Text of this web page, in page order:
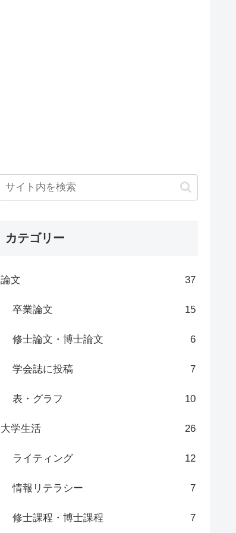
カテゴリー
論文 37
卒業論文 15
修士論文・博士論文 6
学会誌に投稿 7
表・グラフ 10
大学生活 26
ライティング 12
情報リテラシー 7
修士課程・博士課程 7